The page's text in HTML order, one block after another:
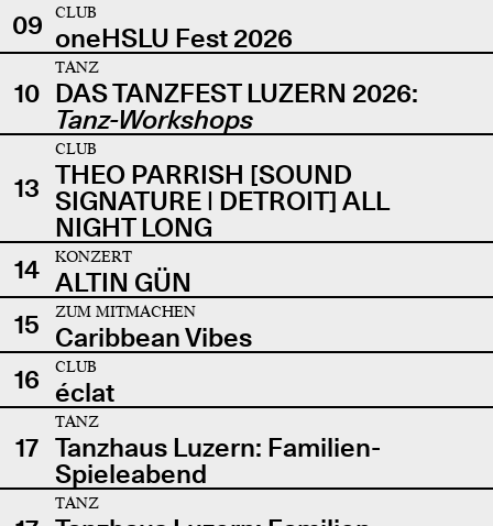
09
CLUB
oneHSLU Fest 2026
10
TANZ
DAS TANZFEST LUZERN 2026:
Tanz-Workshops
13
CLUB
THEO PARRISH [SOUND
SIGNATURE | DETROIT] ALL
NIGHT LONG
14
KONZERT
ALTIN GÜN
15
ZUM MITMACHEN
Caribbean Vibes
16
CLUB
éclat
17
TANZ
Tanzhaus Luzern: Familien-
Spieleabend
TANZ